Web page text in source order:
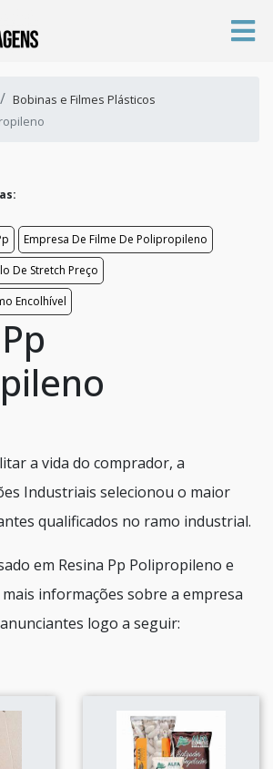
Bobinas e Filmes Plásticos
Empresa De Filme De Polipropileno
De Stretch Preço
Encolhível
a vida do comprador, a
Industriais selecionou o maior
qualificados no ramo industrial.
em Resina Pp Polipropileno e
informações sobre a empresa
logo a seguir: